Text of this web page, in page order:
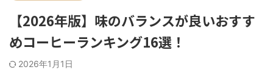
【2026年版】味のバランスが良いおすす
めコーヒーランキング16選！
2026年1月1日